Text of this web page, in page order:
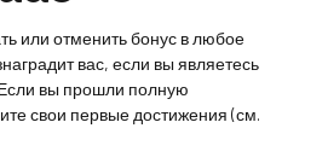
или отменить бонус в любое
вас, если вы являетесь
вы прошли полную
свои первые достижения (см.